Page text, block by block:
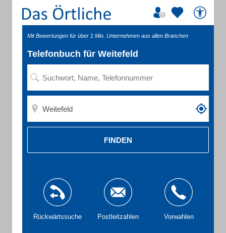
Mit Bewertungen für über 1 Mio. Unternehmen aus allen Branchen
Telefonbuch für Weitefeld
FINDEN
Rückwärtssuche Postleitzahlen Vorwahlen